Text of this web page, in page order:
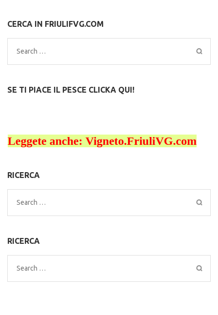
CERCA IN FRIULIFVG.COM
Search
for:
SE TI PIACE IL PESCE CLICKA QUI!
RICERCA
Search
for:
RICERCA
Search
for: